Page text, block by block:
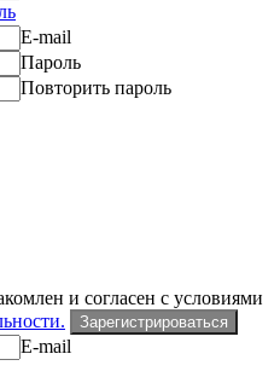
E-mail
Пароль
Повторить пароль
и согласен с условиями
Зарегистрироваться
E-mail